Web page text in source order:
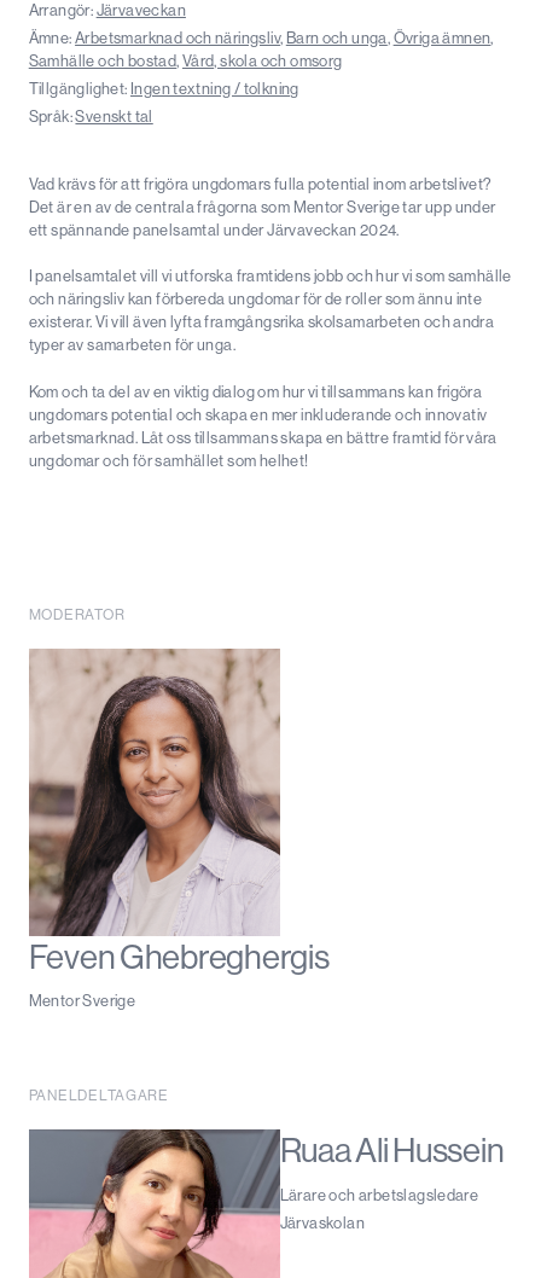
Arrangör:Järvaveckan
Ämne:Arbetsmarknad och näringsliv, Barn och unga,Övriga ämnen,
Samhälle och bostad,Vård, skola och omsorg
Tillgänglighet: Ingen textning / tolkning
Språk:Svenskt tal
Vad krävs för att frigöra ungdomars fulla potential inom arbetslivet?
Det är en av de centrala frågorna som Mentor Sverige tar upp under
ett spännande panelsamtal under Järvaveckan 2024.
I panelsamtalet vill vi utforska framtidens jobb och hur vi som samhälle
och näringsliv kan förbereda ungdomar för de roller som ännu inte
existerar. Vi vill även lyfta framgångsrika skolsamarbeten och andra
typer av samarbeten för unga.
Kom och ta del av en viktig dialog om hur vi tillsammans kan frigöra
ungdomars potential och skapa en mer inkluderande och innovativ
arbetsmarknad. Låt oss tillsammans skapa en bättre framtid för våra
ungdomar och för samhället som helhet!
MODERATOR
Feven Ghebreghergis
Mentor Sverige
PANELDELTAGARE
Ruaa Ali Hussein
Lärare och arbetslagsledare
Järvaskolan